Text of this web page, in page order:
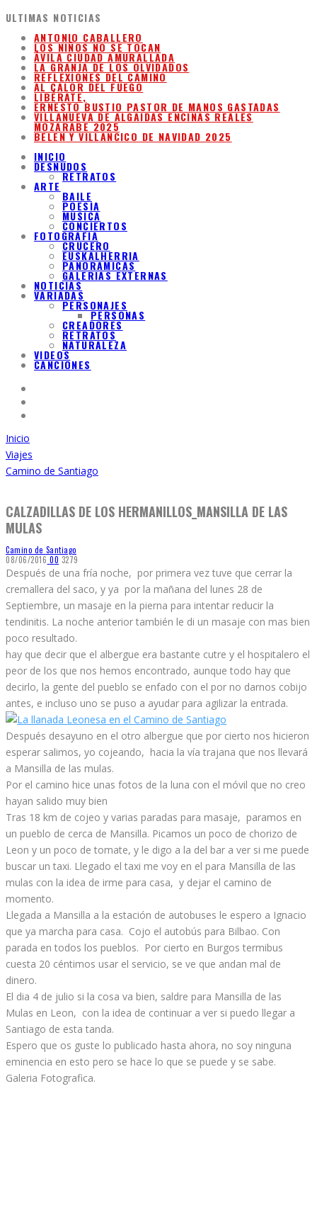
ULTIMAS NOTICIAS
ANTONIO CABALLERO
LOS NIÑOS NO SE TOCAN
ÁVILA CIUDAD AMURALLADA
LA GRANJA DE LOS OLVIDADOS
REFLEXIONES DEL CAMINO
AL CALOR DEL FUEGO
LIBÉRATE,
ERNESTO BUSTIO PASTOR DE MANOS GASTADAS
VILLANUEVA DE ALGAIDAS ENCINAS REALES
MOZARABE 2025
BELEN Y VILLANCICO DE NAVIDAD 2025
INICIO
DESNUDOS
RETRATOS
ARTE
BAILE
POESIA
MUSICA
CONCIERTOS
FOTOGRAFIA
CRUCERO
EUSKALHERRIA
PANORAMICAS
GALERIAS EXTERNAS
NOTICIAS
VARIADAS
PERSONAJES
PERSONAS
CREADORES
RETRATOS
NATURALEZA
VIDEOS
CANCIONES
Inicio
Viajes
Camino de Santiago
CALZADILLAS DE LOS HERMANILLOS_MANSILLA DE LAS
MULAS
Camino de Santiago
08/06/2016 00 3279
Después de una fría noche, por primera vez tuve que cerrar la
cremallera del saco, y ya por la mañana del lunes 28 de
Septiembre, un masaje en la pierna para intentar reducir la
tendinitis. La noche anterior también le di un masaje con mas bien
poco resultado.
hay que decir que el albergue era bastante cutre y el hospitalero el
peor de los que nos hemos encontrado, aunque todo hay que
decirlo, la gente del pueblo se enfado con el por no darnos cobijo
antes, e incluso uno se puso a ayudar para agilizar la entrada.
Después desayuno en el otro albergue que por cierto nos hicieron
esperar salimos, yo cojeando, hacia la vía trajana que nos llevará
a Mansilla de las mulas.
Por el camino hice unas fotos de la luna con el móvil que no creo
hayan salido muy bien
Tras 18 km de cojeo y varias paradas para masaje, paramos en
un pueblo de cerca de Mansilla. Picamos un poco de chorizo de
Leon y un poco de tomate, y le digo a la del bar a ver si me puede
buscar un taxi. Llegado el taxi me voy en el para Mansilla de las
mulas con la idea de irme para casa, y dejar el camino de
momento.
Llegada a Mansilla a la estación de autobuses le espero a Ignacio
que ya marcha para casa. Cojo el autobús para Bilbao. Con
parada en todos los pueblos. Por cierto en Burgos termibus
cuesta 20 céntimos usar el servicio, se ve que andan mal de
dinero.
El dia 4 de julio si la cosa va bien, saldre para Mansilla de las
Mulas en Leon, con la idea de continuar a ver si puedo llegar a
Santiago de esta tanda.
Espero que os guste lo publicado hasta ahora, no soy ninguna
eminencia en esto pero se hace lo que se puede y se sabe.
Galeria Fotografica.